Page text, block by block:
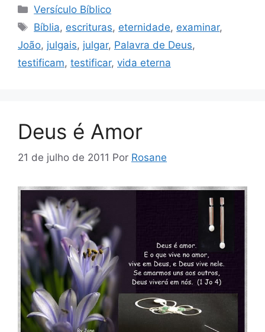
Categorias
Versículo Bíblico
Tags
Bíblia, escrituras, eternidade, examinar,
João, julgais, julgar, Palavra de Deus,
testificam, testificar, vida eterna
Deus é Amor
21 de julho de 2011 Por Rosane